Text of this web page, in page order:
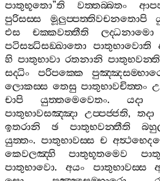
පාතුභූතො”ති වත‍්තබ‍්බතං
පුරිසස‍්ස
මූලුප‍්පත‍්තිවචනතොපි
එස
චක‍්කවත‍්තීති ලද‍්ධනාමො
පටිසන්‍ධිසඞ‍්ඛාතො පාතුභාවොති
හි පාතුභාවා රතනානි පාතුභවන‍්ති
සද‍්ධිං
පරිපක‍්කෙ
ලොකස‍්ස තෙසු පාතුභාවචිත‍්තං
චාපි
යුත‍්තමෙවෙතං. යදා
පාතුභාවසඤ‍්ඤා
උප‍්පජ‍්ජති,තදා
ඉතරානි
ඡ පාතුභවන‍්තීති
යුත‍්තං. පාතුභාවස‍්ස ච
කෙවලඤ‍්හි
පාතුභූතමෙව
පාතුභාවො. අයං පාතුභාවස‍්ස